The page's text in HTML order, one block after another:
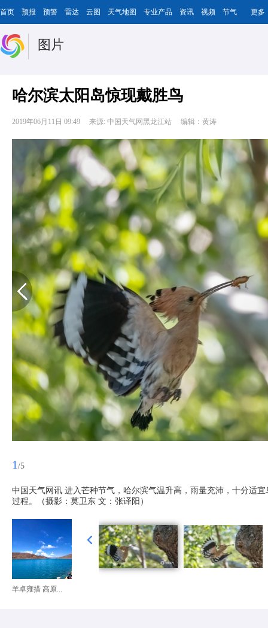
首页 预报 预警 雷达 云图 天气地图 专业产品 资讯 视频 节气 更多
图片
哈尔滨太阳岛惊现戴胜鸟
2019年06月11日 09:49 来源: 中国天气网黑龙江站 编辑：黄涛
1 /5
中国天气网讯 进入芒种节气，哈尔滨气温升高，雨量充沛，十分适
过程。（摄影：莫卫东 文：张译阳）
羊卓雍措 高原...